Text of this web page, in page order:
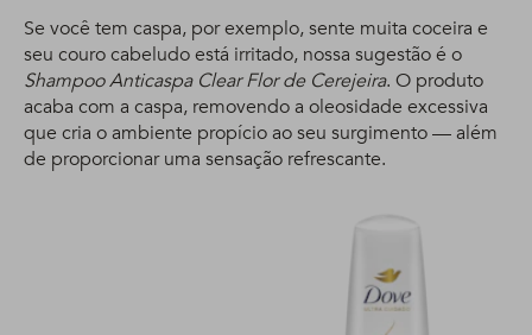
Se você tem caspa, por exemplo, sente muita coceira e
seu couro cabeludo está irritado, nossa sugestão é o
Shampoo Anticaspa Clear Flor de Cerejeira. O produto
acaba com a caspa, removendo a oleosidade excessiva
que cria o ambiente propício ao seu surgimento — além
de proporcionar uma sensação refrescante.